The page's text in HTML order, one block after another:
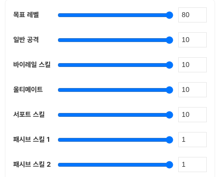
목표 레벨
일반 공격
바이레일 스킬
울티메이트
서포트 스킬
패시브 스킬 1
패시브 스킬 2